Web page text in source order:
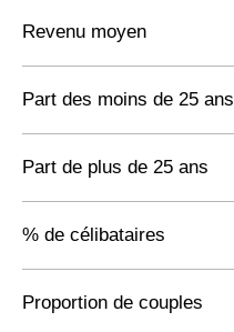
Revenu moyen
Part des moins de 25 ans
Part de plus de 25 ans
% de célibataires
Proportion de couples